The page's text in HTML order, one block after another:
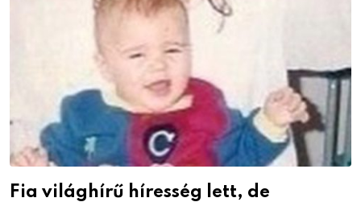
Fia világhírű híresség lett, de